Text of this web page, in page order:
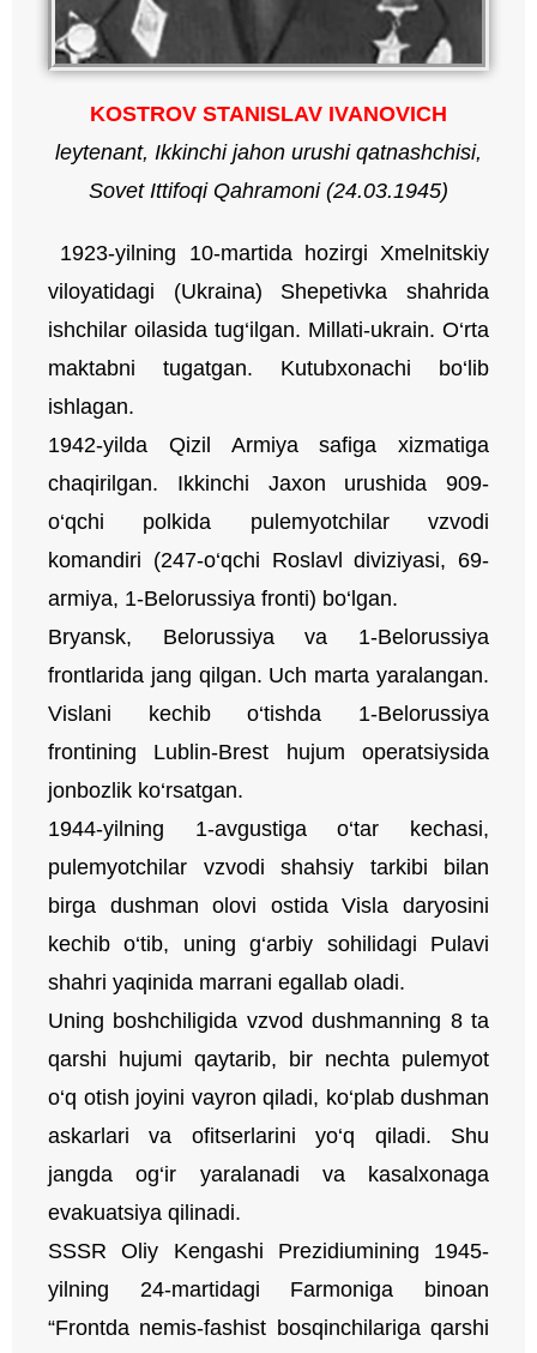
KOSTROV STANISLAV IVANOVICH
leytenant, Ikkinchi jahon urushi qatnashchisi,
Sovet Ittifoqi Qahramoni (24.03.1945)
1923-yilning 10-martida hozirgi Xmelnitskiy
viloyatidagi (Ukraina) Shepetivka shahrida
ishchilar oilasida tug‘ilgan. Millati-ukrain. O‘rta
maktabni tugatgan. Kutubxonachi bo‘lib
ishlagan.
1942-yilda Qizil Armiya safiga xizmatiga
chaqirilgan. Ikkinchi Jaxon urushida 909-
o‘qchi polkida pulemyotchilar vzvodi
komandiri (247-o‘qchi Roslavl diviziyasi, 69-
armiya, 1-Belorussiya fronti) bo‘lgan.
Bryansk, Belorussiya va 1-Belorussiya
frontlarida jang qilgan. Uch marta yaralangan.
Vislani kechib o‘tishda 1-Belorussiya
frontining Lublin-Brest hujum operatsiysida
jonbozlik ko‘rsatgan.
1944-yilning 1-avgustiga o‘tar kechasi,
pulemyotchilar vzvodi shahsiy tarkibi bilan
birga dushman olovi ostida Visla daryosini
kechib o‘tib, uning g‘arbiy sohilidagi Pulavi
shahri yaqinida marrani egallab oladi.
Uning boshchiligida vzvod dushmanning 8 ta
qarshi hujumi qaytarib, bir nechta pulemyot
o‘q otish joyini vayron qiladi, ko‘plab dushman
askarlari va ofitserlarini yo‘q qiladi. Shu
jangda og‘ir yaralanadi va kasalxonaga
evakuatsiya qilinadi.
SSSR Oliy Kengashi Prezidiumining 1945-
yilning 24-martidagi Farmoniga binoan
“Frontda nemis-fashist bosqinchilariga qarshi